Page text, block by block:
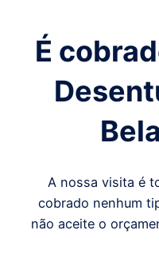
É
A nossa visita é
cobrado nenhum
não aceite o